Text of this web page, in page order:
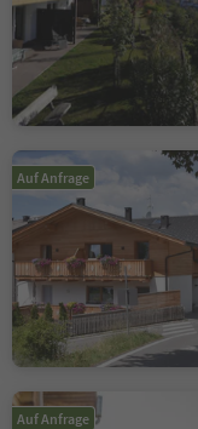
Auf Anfrage
Auf Anfrage